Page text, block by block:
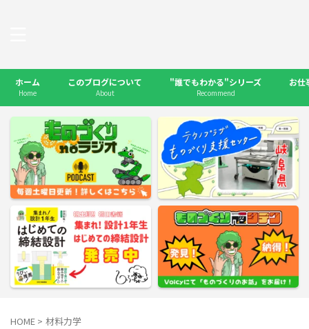
ホーム
Home
このブログについて
About
"誰でもわかる"シリーズ
Recommend
お仕
HOME > 材料力学